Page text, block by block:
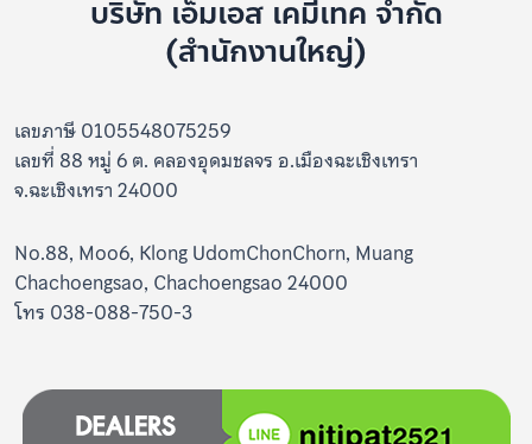
บริษัท เอ็มเอส เคมีเทค จำกัด
(สำนักงานใหญ่)
เลขภาษี 0105548075259
เลขที่ 88 หมู่ 6 ต. คลองอุดมชลจร อ.เมืองฉะเชิงเทรา
จ.ฉะเชิงเทรา 24000
No.88, Moo6, Klong UdomChonChorn, Muang
Chachoengsao, Chachoengsao 24000
โทร 038-088-750-3